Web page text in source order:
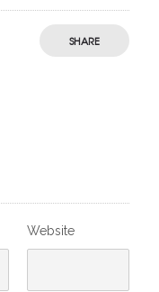
SHARE
Website